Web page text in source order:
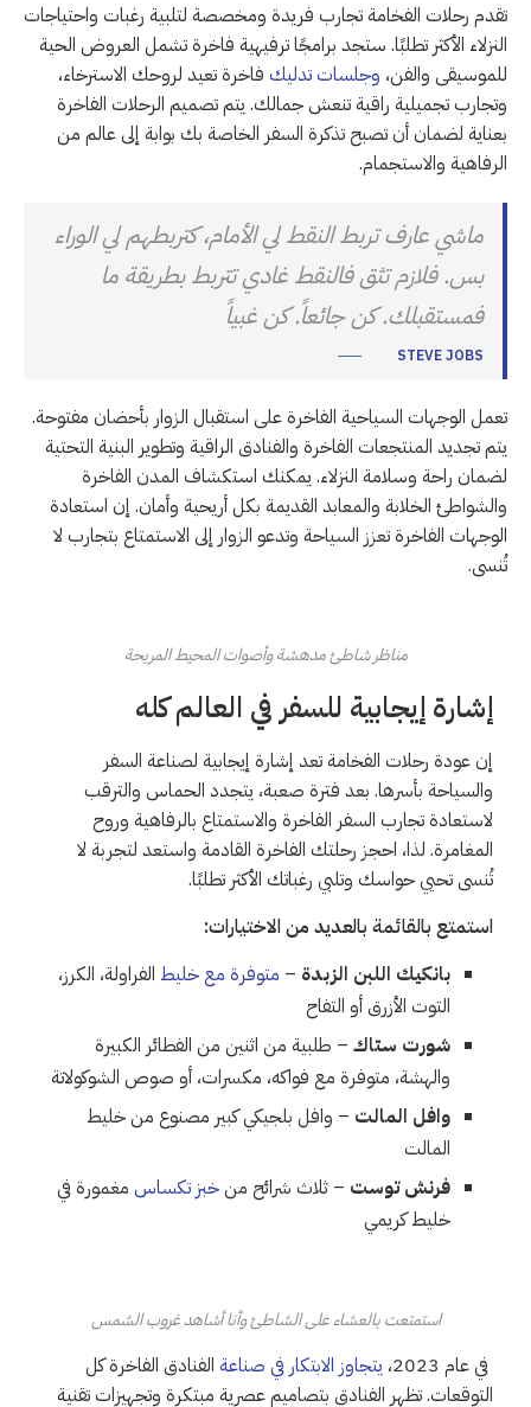
تقدم رحلات الفخامة تجارب فريدة ومخصصة لتلبية رغبات واحتياجات
النزلاء الأكثر تطلبًا. ستجد برامجًا ترفيهية فاخرة تشمل العروض الحية
للموسيقى والفن، وجلسات تدليك فاخرة تعيد لروحك الاسترخاء،
وتجارب تجميلية راقية تنعش جمالك. يتم تصميم الرحلات الفاخرة
بعناية لضمان أن تصبح تذكرة السفر الخاصة بك بوابة إلى عالم من
الرفاهية والاستجمام.
ماشي عارف تربط النقط لي الأمام، كتربطهم لي الوراء
بس. فلازم تثق فالنقط غادي تتربط بطريقة ما
فمستقبلك. كن جائعاً. كن غبياً
STEVE JOBS
تعمل الوجهات السياحية الفاخرة على استقبال الزوار بأحضان مفتوحة.
يتم تجديد المنتجعات الفاخرة والفنادق الراقية وتطوير البنية التحتية
لضمان راحة وسلامة النزلاء. يمكنك استكشاف المدن الفاخرة
والشواطئ الخلابة والمعابد القديمة بكل أريحية وأمان. إن استعادة
الوجهات الفاخرة تعزز السياحة وتدعو الزوار إلى الاستمتاع بتجارب لا
تُنسى.
مناظر شاطئ مدهشة وأصوات المحيط المريحة
إشارة إيجابية للسفر في العالم كله
إن عودة رحلات الفخامة تعد إشارة إيجابية لصناعة السفر
والسياحة بأسرها. بعد فترة صعبة، يتجدد الحماس والترقب
لاستعادة تجارب السفر الفاخرة والاستمتاع بالرفاهية وروح
المغامرة. لذا، احجز رحلتك الفاخرة القادمة واستعد لتجربة لا
تُنسى تحيي حواسك وتلبي رغباتك الأكثر تطلبًا.
استمتع بالقائمة بالعديد من الاختيارات:
بانكيك اللبن الزبدة – متوفرة مع خليط الفراولة، الكرز،
التوت الأزرق أو التفاح
شورت ستاك – طلبية من اثنين من الفطائر الكبيرة
والهشة، متوفرة مع فواكه، مكسرات، أو صوص الشوكولاتة
وافل المالت – وافل بلجيكي كبير مصنوع من خليط
المالت
فرنش توست – ثلاث شرائح منخبز تكساس مغمورة في
خليط كريمي
استمتعت بالعشاء على الشاطئ وأنا أشاهد غروب الشمس
في عام 2023، يتجاوز الابتكار في صناعة الفنادق الفاخرة كل
التوقعات. تظهر الفنادق بتصاميم عصرية مبتكرة وتجهيزات تقنية